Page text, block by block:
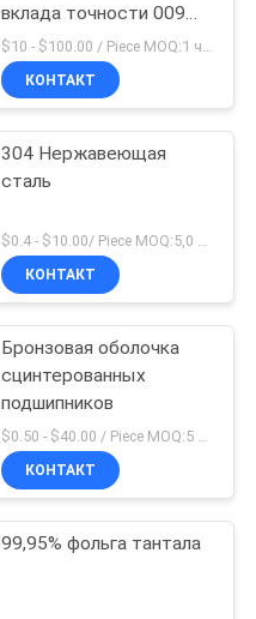
вклада точности 009
АСТМ Б61 Б62
КОНТАКТ
304 Нержавеющая
сталь
$0.4 - $10.00/ Piece MOQ:5,0 килограмма
КОНТАКТ
Бронзовая оболочка
сцинтерованных
подшипников
$0.50 - $40.00 / Piece MOQ:5 частей
КОНТАКТ
99,95% фольга тантала